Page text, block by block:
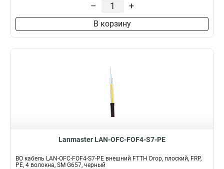
– +
В корзину
Lanmaster LAN-OFC-FOF4-S7-PE
ВО кабель LAN-OFC-FOF4-S7-PE внешний FTTH Drop, плоский, FRP,
PE, 4 волокна, SM G657, черный